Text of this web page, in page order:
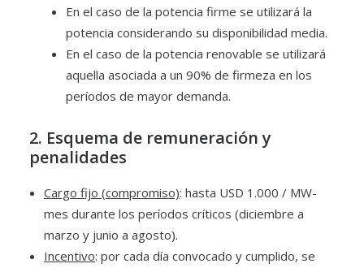
En el caso de la potencia firme se utilizará la
potencia considerando su disponibilidad media.
En el caso de la potencia renovable se utilizará
aquella asociada a un 90% de firmeza en los
períodos de mayor demanda.
2. Esquema de remuneración y
penalidades
Cargo fijo (compromiso): hasta USD 1.000 / MW-
mes durante los períodos críticos (diciembre a
marzo y junio a agosto).
Incentivo: por cada día convocado y cumplido, se